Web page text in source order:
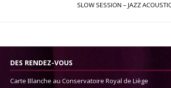
SLOW SESSION – JAZZ
DES RENDEZ-VOUS
Carte Blanche au Conservatoire Royal de Liège